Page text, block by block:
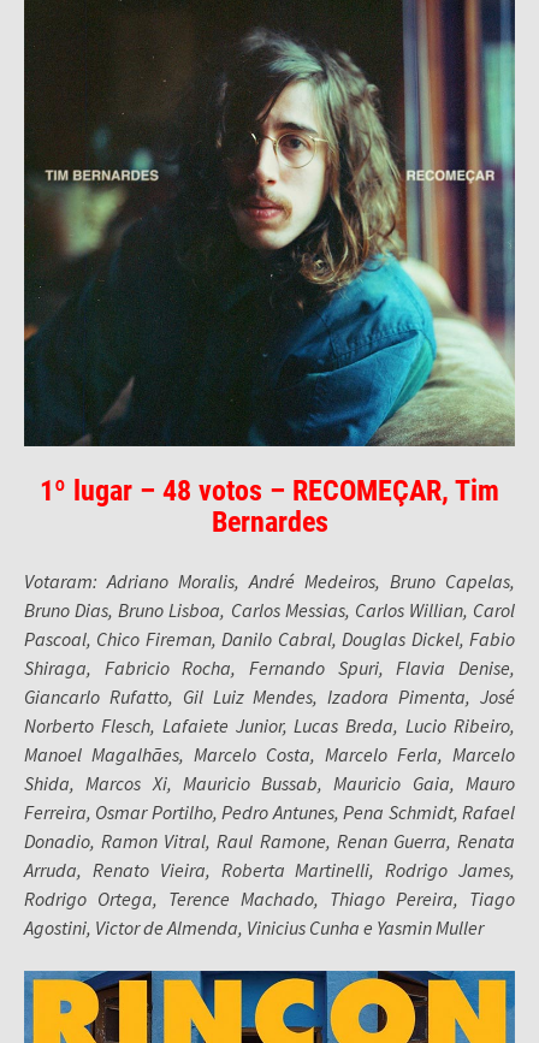
1º lugar – 48 votos – RECOMEÇAR, Tim
Bernardes
Votaram: Adriano Moralis, André Medeiros, Bruno Capelas,
Bruno Dias, Bruno Lisboa, Carlos Messias, Carlos Willian, Carol
Pascoal, Chico Fireman, Danilo Cabral, Douglas Dickel, Fabio
Shiraga, Fabricio Rocha, Fernando Spuri, Flavia Denise,
Giancarlo Rufatto, Gil Luiz Mendes, Izadora Pimenta, José
Norberto Flesch, Lafaiete Junior, Lucas Breda, Lucio Ribeiro,
Manoel Magalhães, Marcelo Costa, Marcelo Ferla, Marcelo
Shida, Marcos Xi, Mauricio Bussab, Mauricio Gaia, Mauro
Ferreira, Osmar Portilho, Pedro Antunes, Pena Schmidt, Rafael
Donadio, Ramon Vitral, Raul Ramone, Renan Guerra, Renata
Arruda, Renato Vieira, Roberta Martinelli, Rodrigo James,
Rodrigo Ortega, Terence Machado, Thiago Pereira, Tiago
Agostini, Victor de Almenda, Vinicius Cunha e Yasmin Muller